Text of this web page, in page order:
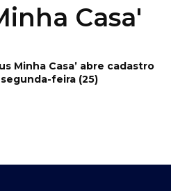
Casa'
Minha Casa’ abre cadastro
feira (25)